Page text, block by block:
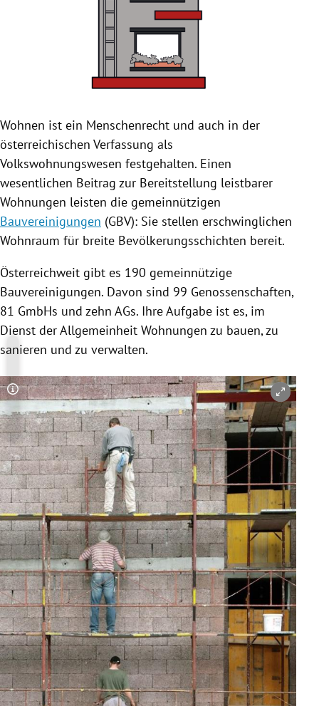
Untermenü
Wohnen ist ein Menschenrecht und auch in der
österreichischen Verfassung als
Volkswohnungswesen festgehalten. Einen
wesentlichen Beitrag zur Bereitstellung leistbarer
Wohnungen leisten die gemeinnützigen
Bauvereinigungen (GBV): Sie stellen erschwinglichen
Wohnraum für breite Bevölkerungsschichten bereit.
Österreichweit gibt es 190 gemeinnützige
Bauvereinigungen. Davon sind 99 Genossenschaften,
81 GmbHs und zehn AGs. Ihre Aufgabe ist es, im
Dienst der Allgemeinheit Wohnungen zu bauen, zu
sanieren und zu verwalten.
Copyright-Hinweis öffnen/schließen